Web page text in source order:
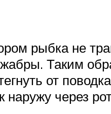
рыбка не
Таким
от
наружу через